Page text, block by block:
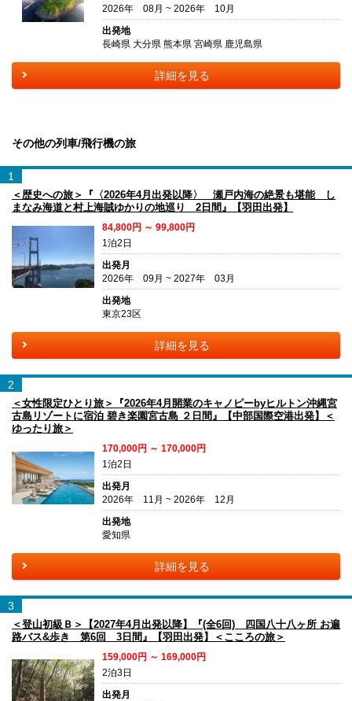
2026年 08月 ~ 2026年 10月
出発地
長崎県 大分県 熊本県 宮崎県 鹿児島県
詳細を見る
その他の列車/飛行機の旅
1
＜歴史への旅＞『〈2026年4月出発以降〉 瀬戸内海の絶景も堪能 し
まなみ海道と村上海賊ゆかりの地巡り 2日間』【羽田出発】
84,800円 ～ 99,800円
1泊2日
出発月
2026年 09月 ~ 2027年 03月
出発地
東京23区
詳細を見る
2
＜女性限定ひとり旅＞『2026年4月開業のキャノピーbyヒルトン沖縄宮
古島リゾートに宿泊 碧き楽園宮古島 ２日間』【中部国際空港出発】＜
ゆったり旅＞
170,000円 ～ 170,000円
1泊2日
出発月
2026年 11月 ~ 2026年 12月
出発地
愛知県
詳細を見る
3
＜登山初級Ｂ＞【2027年4月出発以降】『(全6回) 四国八十八ヶ所 お遍
路バス&歩き 第6回 3日間』【羽田出発】＜こころの旅＞
159,000円 ～ 169,000円
2泊3日
出発月